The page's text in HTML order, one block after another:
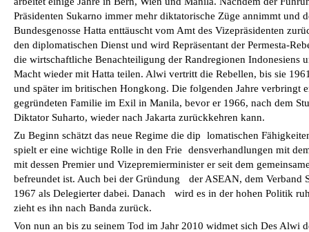
Präsidenten Sukarno immer mehr diktatorische Züge annimmt und
Bundesgenosse Hatta enttäuscht vom Amt des Vizepräsidenten
den diplomatischen Dienst und wird Repräsentant der Permesta­-
die wirtschaftliche Benachteiligung der Randregionen Indonesiens
Macht wieder mit Hatta teilen. Alwi vertritt die Rebellen, bis sie
und später im britischen Hongkong. Die folgenden Jahre verbringt
gegründeten Familie im Exil in Manila, bevor er 1966, nach dem
Diktator Suharto, wieder nach Jakarta zurückkehren kann.
Zu Beginn schätzt das neue Regime die dip lomatischen
spielt er eine wichtige Rolle in den Frie densverhandlungen mit
mit dessen Premier­ und Vizepremierminister er seit dem
befreundet ist. Auch bei der Gründung der ASEAN, dem Verband
1967 als Delegierter dabei. Danach wird es in der hohen Politik
zieht es ihn nach Banda zurück.
Von nun an bis zu seinem Tod im Jahr 2010 widmet sich Des Alwi